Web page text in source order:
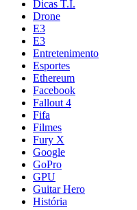
Dicas T.I.
Drone
E3
E3
Entretenimento
Esportes
Ethereum
Facebook
Fallout 4
Fifa
Filmes
Fury X
Google
GoPro
GPU
Guitar Hero
História